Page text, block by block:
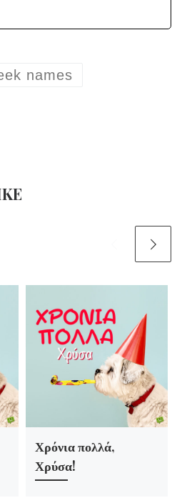
names
Χρόνια πολλά,
Χρύσα!